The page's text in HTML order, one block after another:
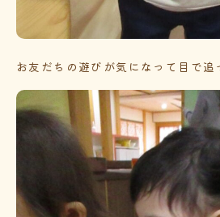
お友だちの遊びが気になって目で追